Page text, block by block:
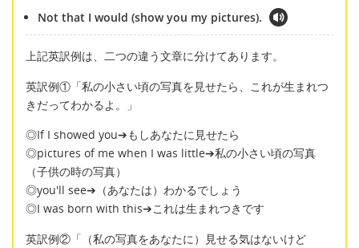
Not that I would (show you my pictures).
上記英訳例は、二つの違う文章に分けてあります。
英訳例①「私の小さい頃の写真を見せたら、これが生まれつ
きだってわかるよ。」
◎If I showed you➔もしあなたに見せたら
◎pictures of me when I was little➔私の小さい頃の写真
（子供の時の写真）
◎you'll see➔（あなたは）わかるでしょう
◎I was born with this➔これは生まれつきです
英訳例②「（私の写真をあなたに）見せる気はないけど